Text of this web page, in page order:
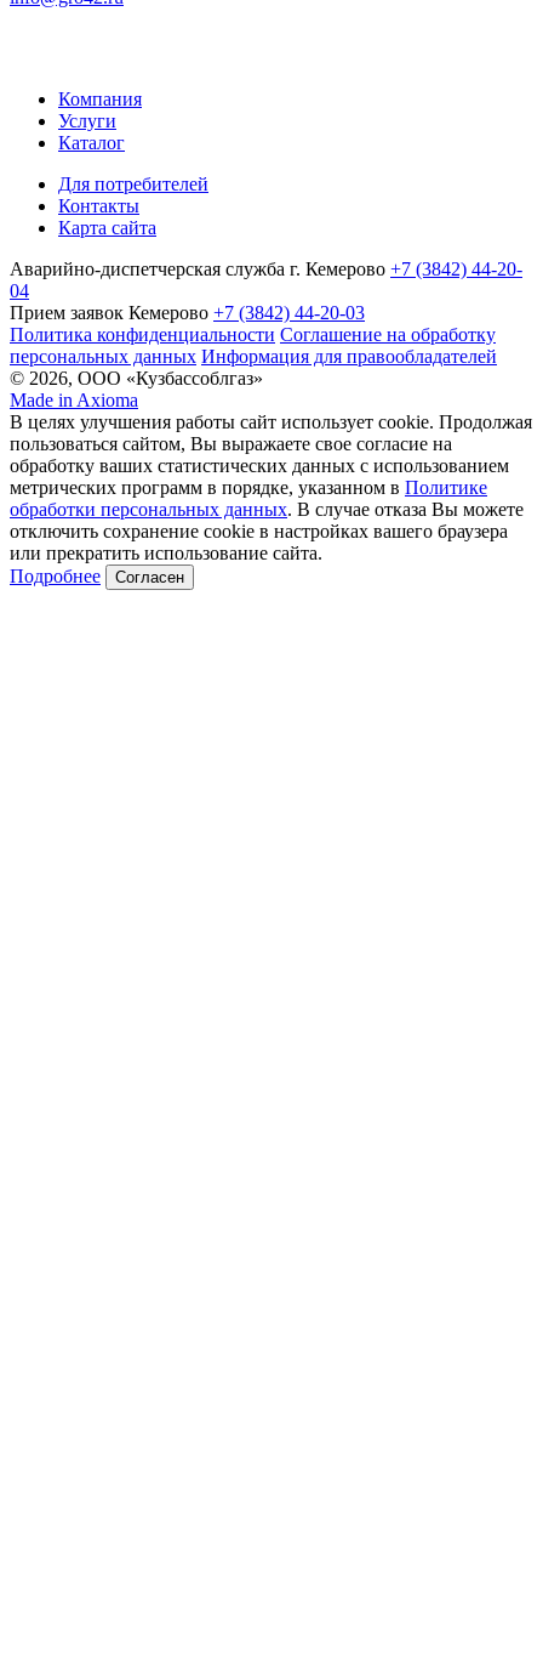
Компания
Услуги
Каталог
Для потребителей
Контакты
Карта сайта
Аварийно-диспетчерская служба г. Кемерово +7 (3842) 44-20-
04
Прием заявок Кемерово +7 (3842) 44-20-03
Политика конфиденциальности Соглашение на обработку
персональных данных Информация для правообладателей
© 2026, ООО «Кузбассоблгаз»
Made in Axioma
В целях улучшения работы сайт использует cookie. Продолжая
пользоваться сайтом, Вы выражаете свое согласие на
обработку ваших статистических данных с использованием
метрических программ в порядке, указанном в Политике
обработки персональных данных. В случае отказа Вы можете
отключить сохранение cookie в настройках вашего браузера
или прекратить использование сайта.
Подробнее
Согласен